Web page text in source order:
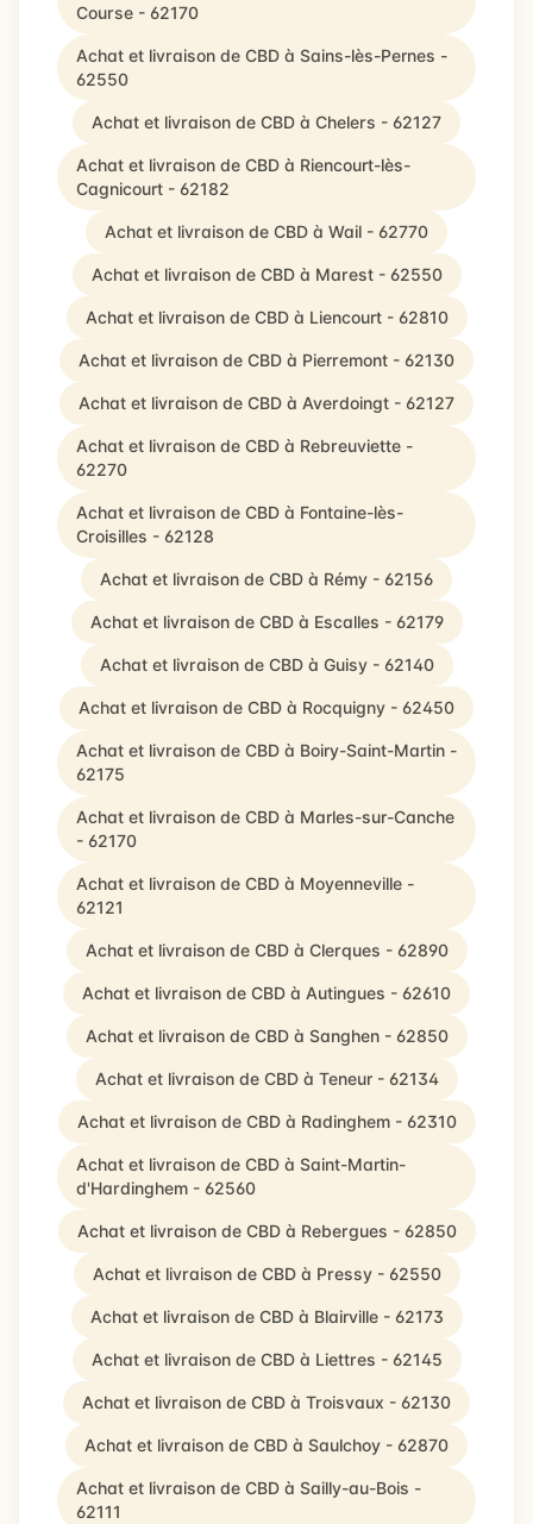
Course - 62170
Achat et livraison de CBD à Sains-lès-Pernes -
62550
Achat et livraison de CBD à Chelers - 62127
Achat et livraison de CBD à Riencourt-lès-
Cagnicourt - 62182
Achat et livraison de CBD à Wail - 62770
Achat et livraison de CBD à Marest - 62550
Achat et livraison de CBD à Liencourt - 62810
Achat et livraison de CBD à Pierremont - 62130
Achat et livraison de CBD à Averdoingt - 62127
Achat et livraison de CBD à Rebreuviette -
62270
Achat et livraison de CBD à Fontaine-lès-
Croisilles - 62128
Achat et livraison de CBD à Rémy - 62156
Achat et livraison de CBD à Escalles - 62179
Achat et livraison de CBD à Guisy - 62140
Achat et livraison de CBD à Rocquigny - 62450
Achat et livraison de CBD à Boiry-Saint-Martin -
62175
Achat et livraison de CBD à Marles-sur-Canche
- 62170
Achat et livraison de CBD à Moyenneville -
62121
Achat et livraison de CBD à Clerques - 62890
Achat et livraison de CBD à Autingues - 62610
Achat et livraison de CBD à Sanghen - 62850
Achat et livraison de CBD à Teneur - 62134
Achat et livraison de CBD à Radinghem - 62310
Achat et livraison de CBD à Saint-Martin-
d'Hardinghem - 62560
Achat et livraison de CBD à Rebergues - 62850
Achat et livraison de CBD à Pressy - 62550
Achat et livraison de CBD à Blairville - 62173
Achat et livraison de CBD à Liettres - 62145
Achat et livraison de CBD à Troisvaux - 62130
Achat et livraison de CBD à Saulchoy - 62870
Achat et livraison de CBD à Sailly-au-Bois -
62111